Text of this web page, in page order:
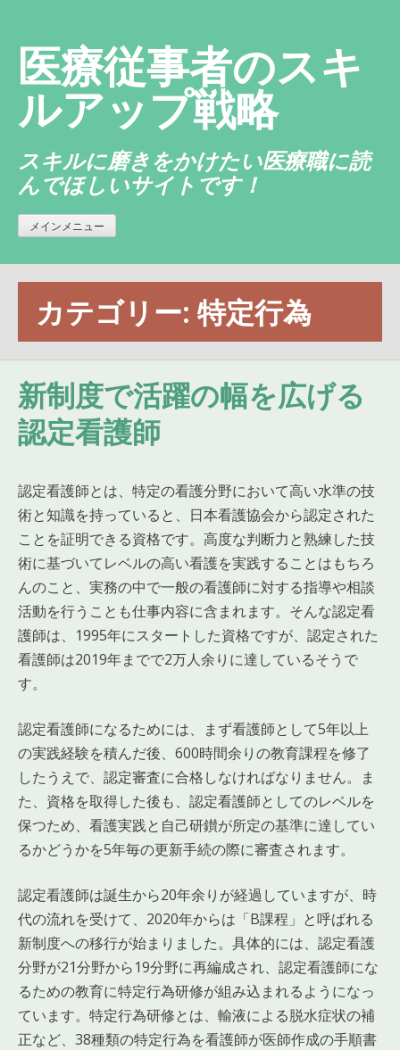
医療従事者のスキ
ルアップ戦略
スキルに磨きをかけたい医療職に読
んでほしいサイトです！
メインメニュー
カテゴリー: 特定行為
新制度で活躍の幅を広げる
認定看護師
認定看護師とは、特定の看護分野において高い水準の技
術と知識を持っていると、日本看護協会から認定された
ことを証明できる資格です。高度な判断力と熟練した技
術に基づいてレベルの高い看護を実践することはもちろ
んのこと、実務の中で一般の看護師に対する指導や相談
活動を行うことも仕事内容に含まれます。そんな認定看
護師は、1995年にスタートした資格ですが、認定された
看護師は2019年までで2万人余りに達しているそうで
す。
認定看護師になるためには、まず看護師として5年以上
の実践経験を積んだ後、600時間余りの教育課程を修了
したうえで、認定審査に合格しなければなりません。ま
た、資格を取得した後も、認定看護師としてのレベルを
保つため、看護実践と自己研鑚が所定の基準に達してい
るかどうかを5年毎の更新手続の際に審査されます。
認定看護師は誕生から20年余りが経過していますが、時
代の流れを受けて、2020年からは「B課程」と呼ばれる
新制度への移行が始まりました。具体的には、認定看護
分野が21分野から19分野に再編成され、認定看護師にな
るための教育に特定行為研修が組み込まれるようになっ
ています。特定行為研修とは、輸液による脱水症状の補
正など、38種類の特定行為を看護師が医師作成の手順書